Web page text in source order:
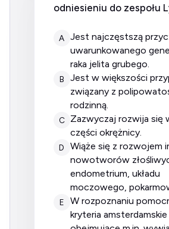
odniesieniu do zespołu
A
jest najczęstszą przyczyną
uwarunkowanego
raka jelita grubego.
B
jest w większości przypadków
związany z
rodzinną.
C
zazwyczaj rozwija się w prawej
części okrężnicy.
D
wiąże się z rozwojem innych
nowotworów
endometrium, układu
moczowego,
E
w rozpoznaniu pomocne są
kryteria amsterdamskie